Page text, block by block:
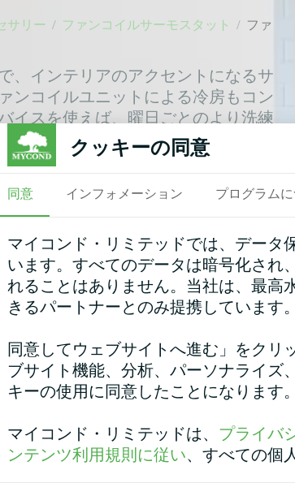
サリー / ファンコイルサーモスタット / ファ
、インテリアのアクセントになるサ
ンコイルユニットによる冷房もコン
イスを使えば、曜日ごとのより洗練
でき、外出中でも空調システムを完
クッキーの同意
同意 インフォメーション プログラム
マイコンド・リミテッドでは、データ
います。すべてのデータは暗号化され
れることはありません。当社は、最高
きるパートナーとのみ提携しています。
同意してウェブサイトへ進む」をクリ
ブサイト機能、分析、パーソナライズ
キーの使用に同意したことになります。
マイコンド・リミテッドは、 プライバ
ンテンツ利用規則に従い、すべての個